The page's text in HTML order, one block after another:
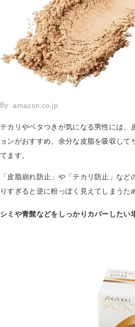
By:amazon.co.jp
テカリやベタつきが気になる男性には
ョンがおすすめ。余分な皮脂を吸収し
てます。
「皮脂崩れ防止」や「テカリ防止」な
りすぎると逆に粉っぽく見えてしまうた
シミや青髭などをしっかりカバーしたい